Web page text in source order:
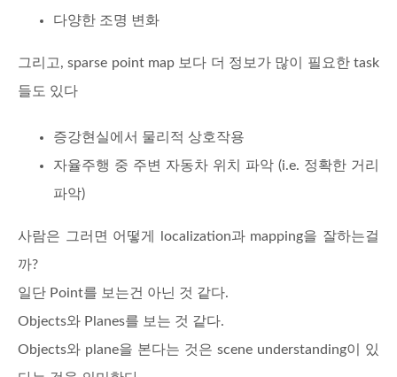
다양한 조명 변화
그리고, sparse point map 보다 더 정보가 많이 필요한 task
들도 있다
증강현실에서 물리적 상호작용
자율주행 중 주변 자동차 위치 파악 (i.e. 정확한 거리
파악)
사람은 그러면 어떻게 localization과 mapping을 잘하는걸
까?
일단 Point를 보는건 아닌 것 같다.
Objects와 Planes를 보는 것 같다.
Objects와 plane을 본다는 것은 scene understanding이 있